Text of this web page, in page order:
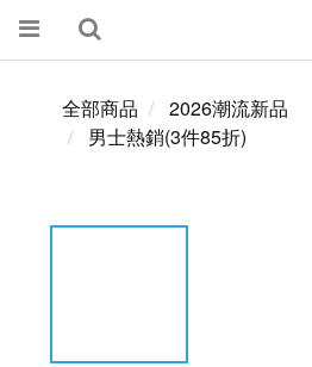
全部商品
2026潮流新品
男士熱銷(3件85折)